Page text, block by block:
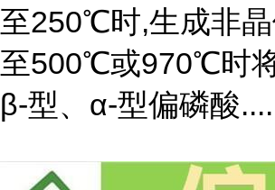
至250℃时,生成非
至500℃或970℃时
β-型、α-型偏磷酸